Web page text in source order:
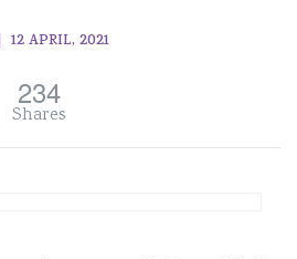
12 APRIL, 2021
234
Shares